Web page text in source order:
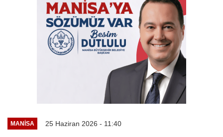
MANİSA 25 Haziran 2026 - 11:40